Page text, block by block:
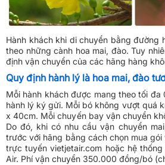
Hành khách khi di chuyển bằng đường
theo những cành hoa mai, đào. Tuy
định vận chuyển của các hãng hàng
Quy định hành lý là hoa mai, đào
Mỗi hành khách được mang theo tối đa
hành lý ký gửi. Mỗi bó không vượt quá
x 40cm. Mỗi chuyến bay vận chuyển
Do đó, khi có nhu cầu vận chuyển
trước với hãng bằng cách chọn mua
trực tuyến vietjetair.com hoặc hệ
Air. Phí vận chuyển 350.000 đồng/bó